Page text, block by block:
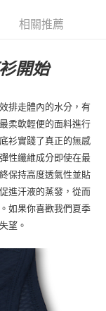
相關推薦
開始
排走體內的水分，有
柔軟輕便的面料進行
衫實踐了真正的無感
性纖維成分即使在最
保持高度透氣性並貼
進汗液的蒸發，從而
如果你喜歡我們夏季
望。